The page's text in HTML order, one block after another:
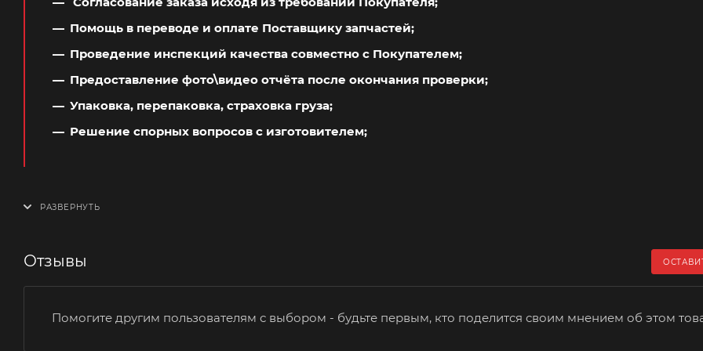
Помощь в переводе и оплате Поставщику запчастей;
Проведение инспекций качества совместно с Покупателем;
Предоставление фото\видео отчёта после окончания проверки;
Упаковка, перепаковка, страховка груза;
Решение спорных вопросов с изготовителем;
Отзывы
Помогите другим пользователям с выбором - будьте первым, кто поделится своим мнением об этом